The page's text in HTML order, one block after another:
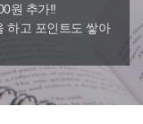
영자신
수업
원 추가!!
하고 포인트도 쌓아